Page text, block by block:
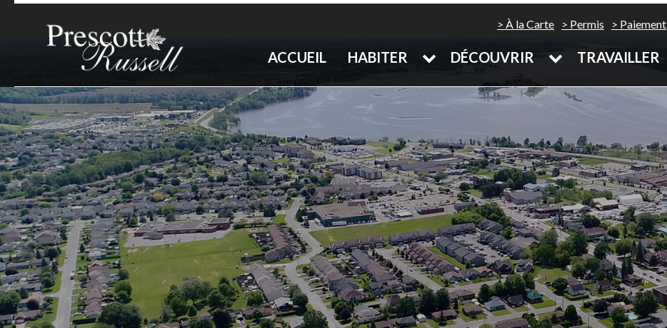
À la Carte Permis Paiement
ACCUEIL HABITER DÉCOUVRIR TRAVAILLER